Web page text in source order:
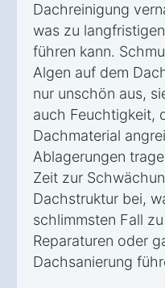
Dachreinigung
was zu
führen kann.
Algen auf dem
nur unschön aus,
auch Feuchtigkeit,
Dachmaterial
Ablagerungen
Zeit zur
Dachstruktur bei,
schlimmsten Fall
Reparaturen oder
Dachsanierung